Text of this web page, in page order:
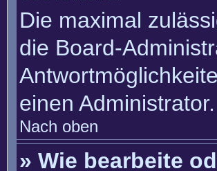
Die maximal
die Board-
einen Administrator.
Nach oben
» Wie bearbeite